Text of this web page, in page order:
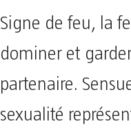
Signe de feu, la
dominer et
partenaire.
sexualité